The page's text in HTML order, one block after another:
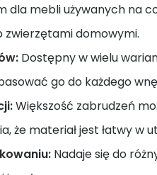
dla mebli używanych na
zwierzętami domowymi.
Dostępny w wielu
go do każdego
Większość zabrudzeń
że materiał jest łatwy w
Nadaje się do